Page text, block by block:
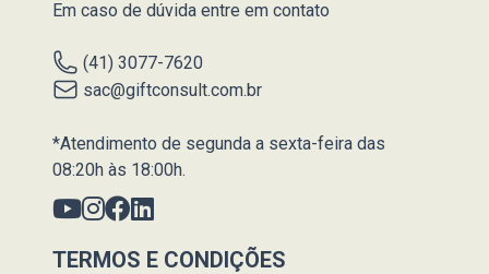
Em caso de dúvida entre em contato
(41) 3077-7620
sac@giftconsult.com.br
*Atendimento de segunda a sexta-feira das
08:20h às 18:00h.
TERMOS E CONDIÇÕES